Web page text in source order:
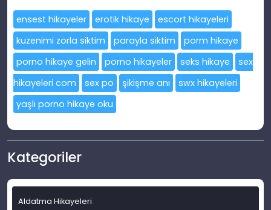
ensest hikayeler erotik hikaye
escort hikayeleri
kuzenimi zorla siktim
parayla siktim
porm hikaye
porno hikaye gelin
porno hikayeler seks hikaye
sex
hikayeleri com
sex po şikişme anı
swx hikayeleri
yaşlı porno hikaye oku
Kategoriler
Aldatma Hikayeleri